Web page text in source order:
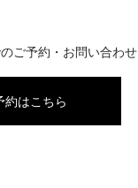
ご予約・お問い合わせ
約はこちら